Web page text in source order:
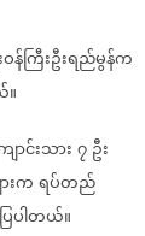
ကြီးဦးရည်မွန်က
င်းသား၇ဦး
းကရပ်တည်
ပါတယ်။